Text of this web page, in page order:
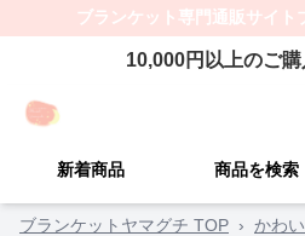
ブランケット 専門通販サイト
10,000円以上のご
新着商品 商品を検索
ブランケットヤマグチ TOP › かわ